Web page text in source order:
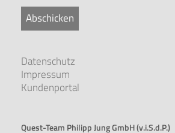
Abschicken
Datenschutz
Impressum
Kundenportal
Quest-Team Philipp Jung GmbH (v.i.S.d.P.)